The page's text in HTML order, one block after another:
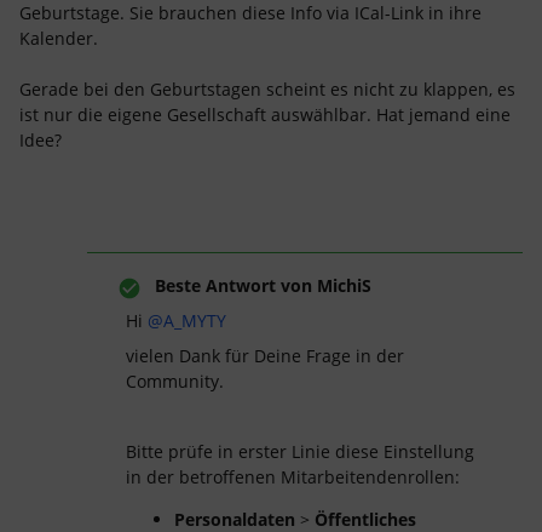
Geburtstage. Sie brauchen diese Info via ICal-Link in ihre
Kalender.
Gerade bei den Geburtstagen scheint es nicht zu klappen, es
ist nur die eigene Gesellschaft auswählbar. Hat jemand eine
Idee?
Beste Antwort von MichiS
Hi ​ @A_MYTY
vielen Dank für Deine Frage in der
Community.
Bitte prüfe in erster Linie diese Einstellung
in der betroffenen Mitarbeitendenrollen:
Personaldaten > Öffentliches